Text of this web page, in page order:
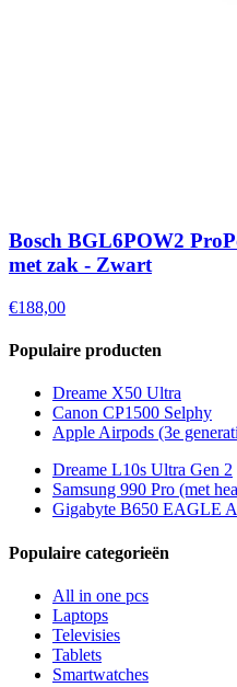
Bosch BGL6POW2
met zak - Zwart
€188,00
Populaire producten
Dreame X50 Ultra
Canon CP1500 Selphy
Apple Airpods (3e
Dreame L10s Ultra Gen 2
Samsung 990 Pro (met
Gigabyte B650 EAGLE
Populaire categorieën
All in one pcs
Laptops
Televisies
Tablets
Smartwatches